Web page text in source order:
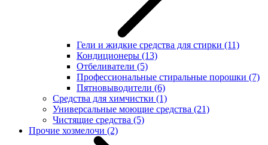
Гели и жидкие средства для стирки (11)
Кондиционеры (13)
Отбеливатели (5)
Профессиональные стиральные порошки (7)
Пятновыводители (6)
Средства для химчистки (1)
Универсальные моющие средства (21)
Чистящие средства (5)
Прочие хозмелочи (2)